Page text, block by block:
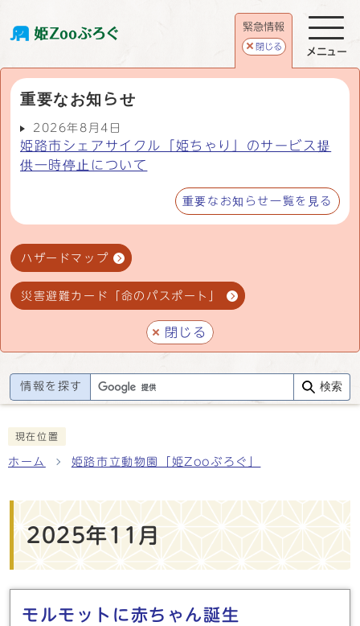
緊急情報
閉じる
重要なお知らせ
2026年8月4日
姫路市シェアサイクル「姫ちゃり」のサービス提
供一時停止について
重要なお知らせ一覧を見る
ハザードマップ
災害避難カード「命のパスポート」
閉じる
メニュー
情報を探す 検索
現在位置
ホーム 姫路市立動物園「姫Zooぶろぐ」
2025年11月
モルモットに赤ちゃん誕生